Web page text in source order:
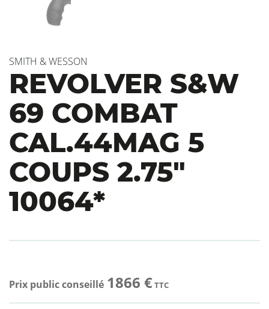
SMITH & WESSON
REVOLVER S&W
69 COMBAT
CAL.44MAG 5
COUPS 2.75″
10064*
Prix public conseillé 1866 €TTC